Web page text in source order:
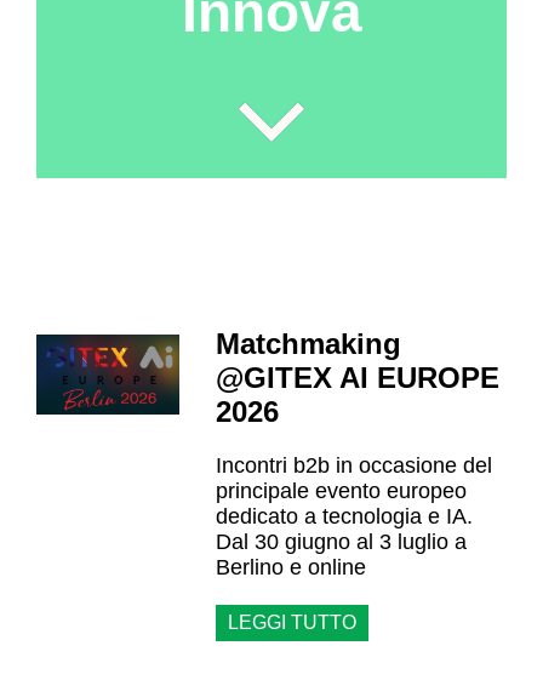
Matchmaking
@GITEX AI EUROPE
2026
Incontri b2b in occasione del
principale evento europeo
dedicato a tecnologia e IA.
Dal 30 giugno al 3 luglio a
Berlino e online
LEGGI TUTTO